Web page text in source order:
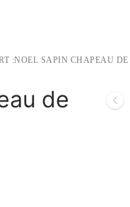
:NOEL SAPIN CHAPEAU DE
de